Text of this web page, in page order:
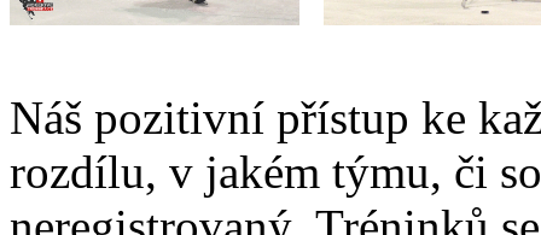
Náš pozitivní přístup ke
rozdílu, v jakém týmu, či